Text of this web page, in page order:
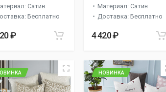
Сатин
Бесплатно
₽
Материал: Сатин
Доставка: Бесплатно
4 420 ₽
НОВИНКА